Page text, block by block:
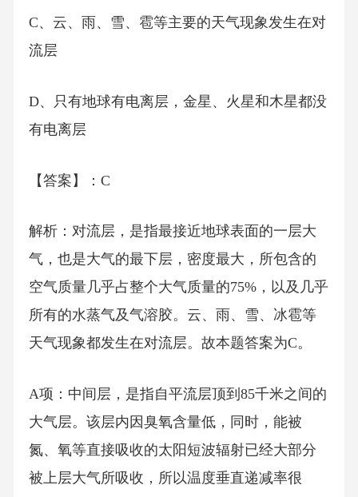
C、云、雨、雪、雹等主要的天气现象发生在对
流层
D、只有地球有电离层，金星、火星和木星都没
有电离层
【答案】：C
解析：对流层，是指最接近地球表面的一层大
气，也是大气的最下层，密度最大，所包含的
空气质量几乎占整个大气质量的75%，以及几乎
所有的水蒸气及气溶胶。云、雨、雪、冰雹等
天气现象都发生在对流层。故本题答案为C。
A项：中间层，是指自平流层顶到85千米之间的
大气层。该层内因臭氧含量低，同时，能被
氮、氧等直接吸收的太阳短波辐射已经大部分
被上层大气所吸收，所以温度垂直递减率很